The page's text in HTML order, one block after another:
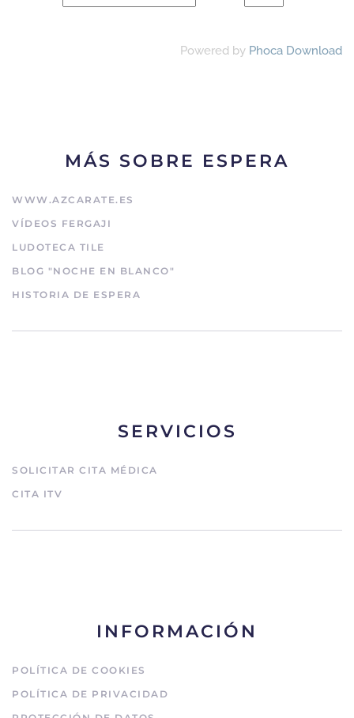
Powered by Phoca Download
MÁS SOBRE ESPERA
WWW.AZCARATE.ES
VÍDEOS FERGAJI
LUDOTECA TILE
BLOG "NOCHE EN BLANCO"
HISTORIA DE ESPERA
SERVICIOS
SOLICITAR CITA MÉDICA
CITA ITV
INFORMACIÓN
POLÍTICA DE COOKIES
POLÍTICA DE PRIVACIDAD